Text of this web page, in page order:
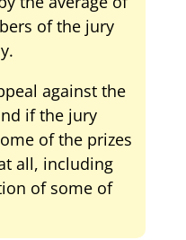
of the jury
against the
if the jury
of the prizes
all, including
of some of